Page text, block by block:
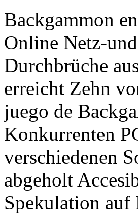
Backgammon
Online Netz-
Durchbrüche
erreicht Zehn
juego de
Konkurrenten
verschiedenen
abgeholt
Spekulation auf